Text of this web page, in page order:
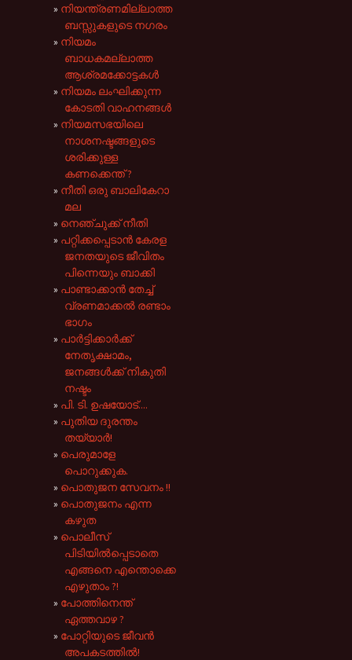
നിയന്ത്രണമില്ലാത്ത
ബസ്സുകളുടെ നഗരം
നിയമം
ബാധകമല്ലാത്ത
ആശ്രമക്കോട്ടകൾ
നിയമം ലംഘിക്കുന്ന
കോടതി വാഹനങ്ങൾ
നിയമസഭയിലെ
നാശനഷ്ടങ്ങളുടെ
ശരിക്കുള്ള
കണക്കെന്ത് ?
നീതി ഒരു ബാലികേറാ
മല
നെഞ്ചുക്ക് നീതി
പറ്റിക്കപ്പെടാൻ കേരള
ജനതയുടെ ജീവിതം
പിന്നെയും ബാക്കി
പാണ്ടാക്കാൻ തേച്ച്
വ്രണമാക്കൽ രണ്ടാം
ഭാഗം
പാർട്ടിക്കാ‍ർക്ക്
നേതൃക്ഷാമം,
ജനങ്ങൾക്ക് നികുതി
നഷ്ടം
പി. ടി. ഉഷയോട്....
പുതിയ ദുരന്തം
തയ്യാർ!
പെരുമാളേ
പൊറുക്കുക.
പൊതുജന സേവനം !!
പൊതുജനം എന്ന
കഴുത
പൊലീസ്
പിടിയിൽപ്പെടാതെ
എങ്ങനെ എന്തൊക്കെ
എഴുതാം ?!
പോത്തിനെന്ത്
ഏത്തവാഴ ?
പോറ്റിയുടെ ജീവൻ
അപകടത്തിൽ!